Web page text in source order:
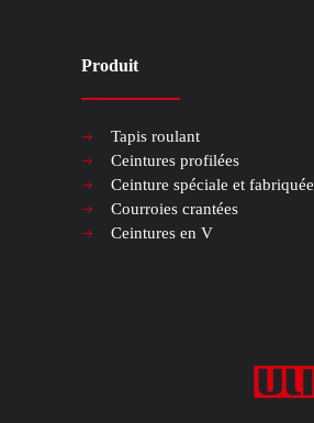
Produit
Tapis roulant
Ceintures profilées
Ceinture spéciale et fabriquée
Courroies crantées
Ceintures en V